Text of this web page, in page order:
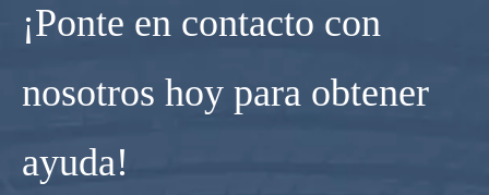
¡Ponte en contacto con
nosotros hoy para obtener
ayuda!